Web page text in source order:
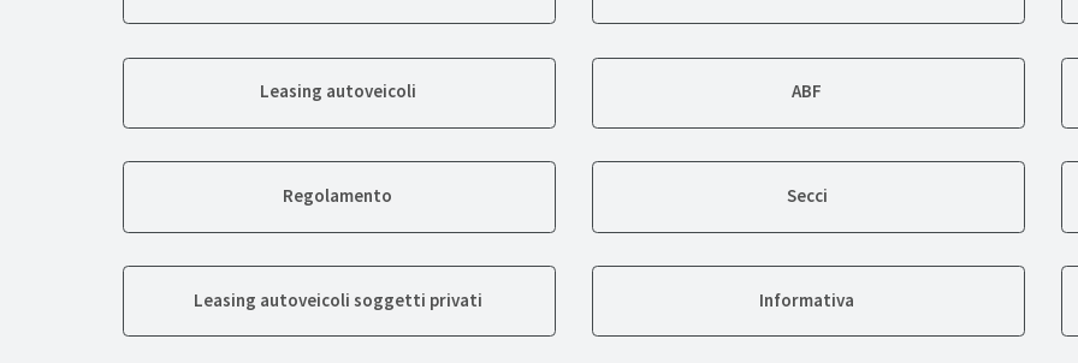
Leasing autoveicoli ABF
Regolamento Secci
Leasing autoveicoli soggetti privati Informativa